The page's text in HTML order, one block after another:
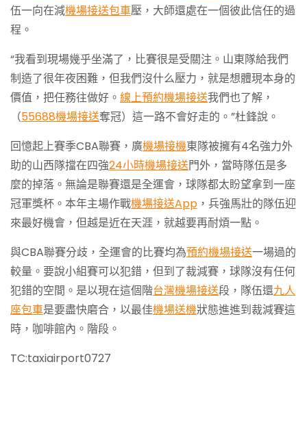
伍一向在減機場接送包車壓，大師還處在一個彼此信任的過
程。
“我看到現場幾乎坐滿了，比賽很是受關注。山東隊給我們
制造了很年夜困難，但我們沒什么壓力，就是想體現本身的
價值，把任務往做好。 線上預約機場接送我們也了解，
（55688機場接送奪冠）這一路不會好走的。”杜鋒說。
回憶起上賽季CBA聯賽，廣機場接機東隊被擁有4名強力外
助的山西隊擋在四強24小時機場接送門外，當時隊伍是多
麼的掉落。無論是聯賽還是全運會，球隊都太盼望拿到一座
冠軍獎杯。本年主場作戰機場接送App ，兵強馬壯的隊伍迎
來最好機會，但越是近在天涯，就越要再耐煩一點。
與CBA聯賽分歧，全運會的比賽均為預約機場接送一場過的
較量。要說小組賽可以犯錯，但到了裁減賽，球隊沒有任何
犯錯的空間。是以現在這個階台灣機場接送段，隊伍還九人
座包車是要盡快磨合，以最佳機場送機狀態進進到裁減賽這
時，咖啡館內。階段。
TC:taxiairport0727